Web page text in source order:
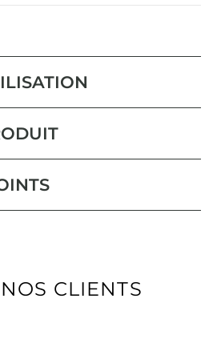
CLIENTS